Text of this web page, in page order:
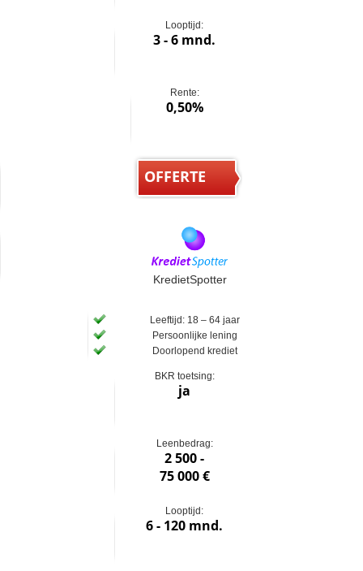
Looptijd:
3 - 6 mnd.
Rente:
0,50%
OFFERTE
KredietSpotter
Leeftijd: 18 – 64 jaar
Persoonlijke lening
Doorlopend krediet
BKR toetsing:
ja
Leenbedrag:
2 500 -
75 000 €
Looptijd:
6 - 120 mnd.